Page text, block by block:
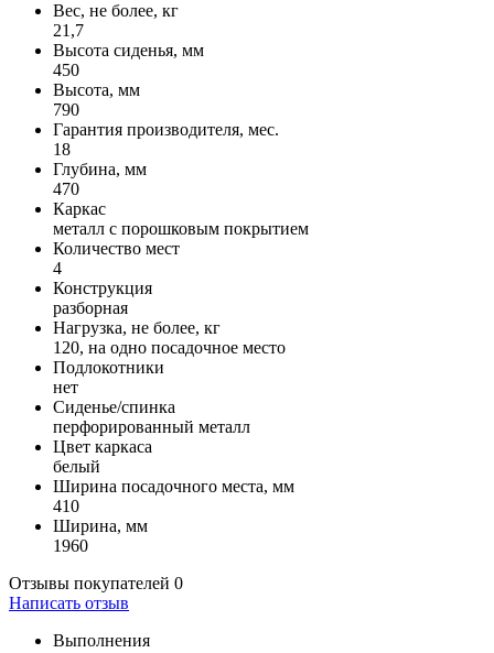
Вес, не более, кг
21,7
Высота сиденья, мм
450
Высота, мм
790
Гарантия производителя, мес.
18
Глубина, мм
470
Каркас
металл с порошковым покрытием
Количество мест
4
Конструкция
разборная
Нагрузка, не более, кг
120, на одно посадочное место
Подлокотники
нет
Сиденье/спинка
перфорированный металл
Цвет каркаса
белый
Ширина посадочного места, мм
410
Ширина, мм
1960
Отзывы покупателей 0
Написать отзыв
Выполнения